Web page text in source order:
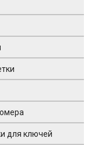
для ключей